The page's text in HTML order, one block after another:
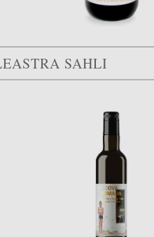
SAHLI